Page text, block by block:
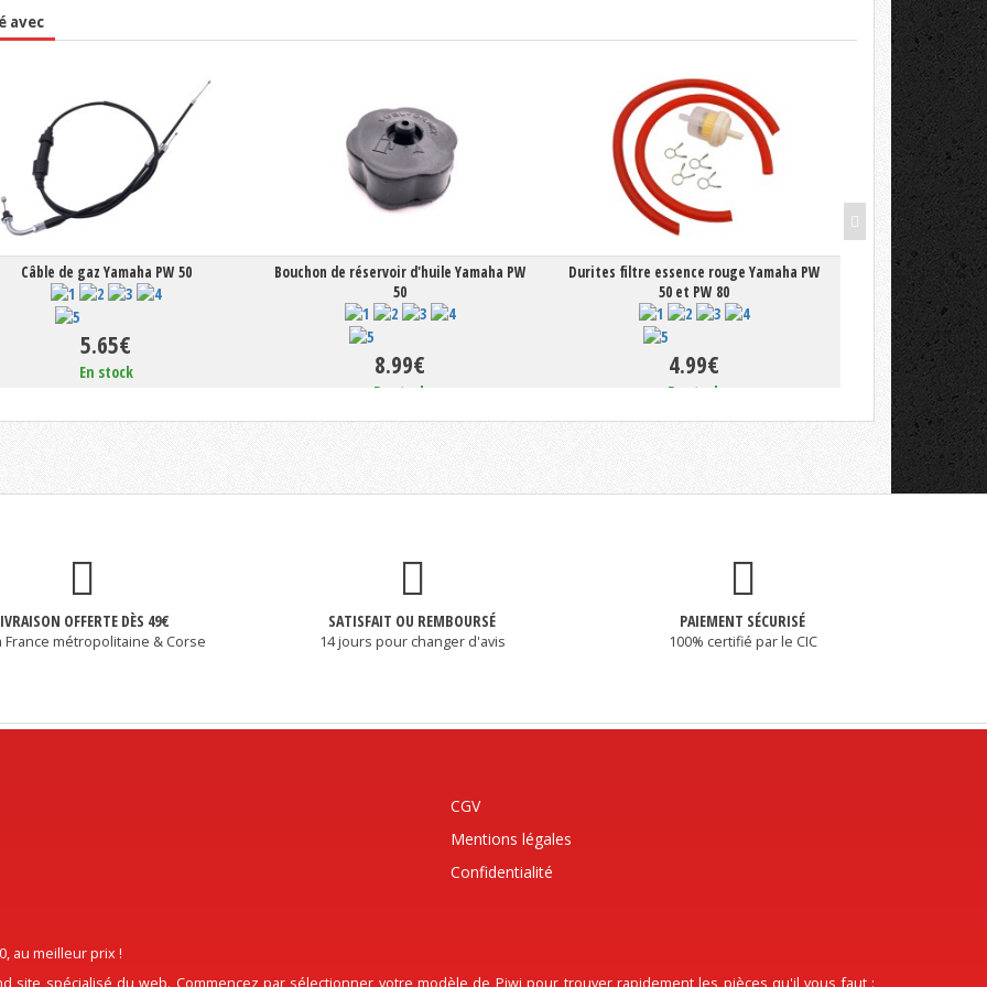
avec
Câble de gaz Yamaha PW 50
5.65€
En stock
Bouchon de réservoir d'huile Yamaha PW
50
8.99€
En stock
Durites filtre essence rouge Yamaha PW
50 et PW 80
4.99€
En stock
Robinet
En
OFFERTE DÈS 49€
France métropolitaine & Corse
SATISFAIT OU REMBOURSÉ
14 jours pour changer d'avis
PAIEMENT SÉCURISÉ
100% certifié par le CIC
CGV
Mentions légales
Confidentialité
au meilleur prix !
site spécialisé du web. Commencez par sélectionner votre modèle de Piwi pour trouver rapidement les pièces qu'il vous faut :